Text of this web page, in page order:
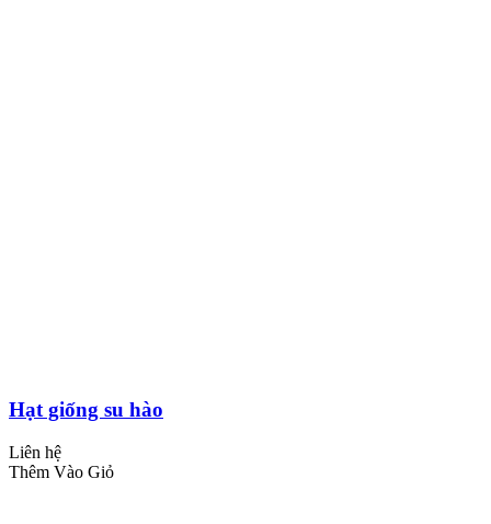
Hạt giống su hào
Liên hệ
Thêm Vào Giỏ